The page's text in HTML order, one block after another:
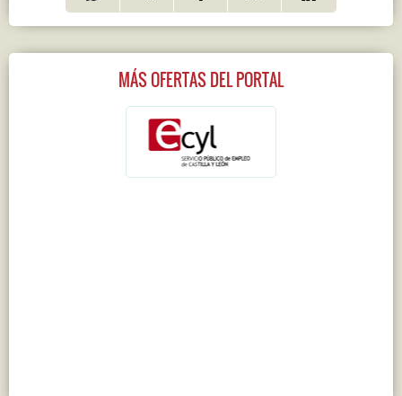
MÁS OFERTAS DEL PORTAL